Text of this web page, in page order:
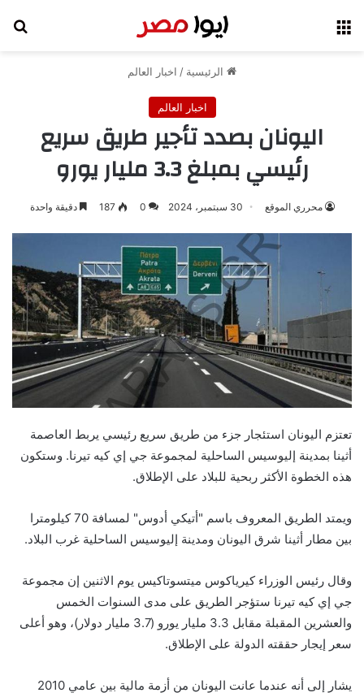
الرئيسية / اخبار العالم
اخبار العالم
اليونان بصدد تأجير طريق سريع
رئيسي بمبلغ 3.3 مليار يورو
محرري الموقع 30 سبتمبر، 2024 0
187 دقيقة واحدة
تعتزم اليونان استئجار جزء من طريق سريع رئيسي يربط العاصمة
أثينا بمدينة إليوسيس الساحلية لمجموعة جي إي كيه تيرنا. وستكون
هذه الخطوة الأكثر ربحية للبلاد على الإطلاق.
ويمتد الطريق المعروف باسم "أتيكي أدوس" لمسافة 70 كيلومترا
بين مطار أثينا شرق اليونان ومدينة إليوسيس الساحلية غرب البلاد.
وقال رئيس الوزراء كيرياكوس ميتسوتاكيس يوم الاثنين إن مجموعة
جي إي كيه تيرنا ستؤجر الطريق على مدى السنوات الخمس
والعشرين المقبلة مقابل 3.3 مليار يورو (3.7 مليار دولار)، وهو أعلى
سعر إيجار حققته الدولة على الإطلاق.
يشار إلى أنه عندما عانت اليونان من أزمة مالية بين عامي 2010